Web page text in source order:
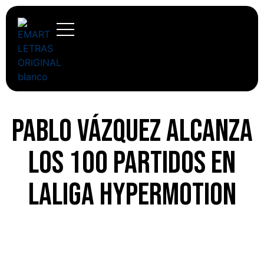
Pablo Vázquez alcanza
los 100 partidos en
LaLiga Hypermotion